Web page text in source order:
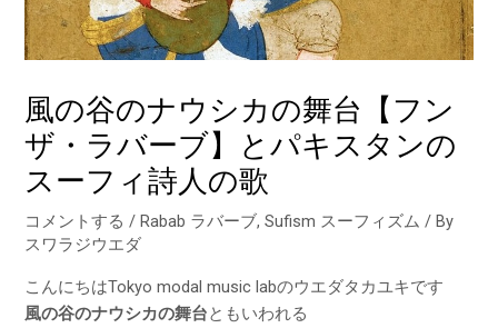
風の谷のナウシカの舞台【フン
ザ・ラバーブ】とパキスタンの
スーフィ詩人の歌
コメントする /Rabab ラバーブ,Sufism スーフィズム / By
スワラジウエダ
こんにちはTokyo modal music labのウエダタカユキです
風の谷のナウシカの舞台ともいわれる